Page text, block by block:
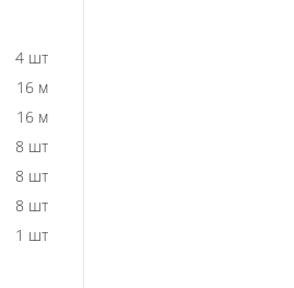
4 шт
16 м
16 м
8 шт
8 шт
8 шт
1 шт